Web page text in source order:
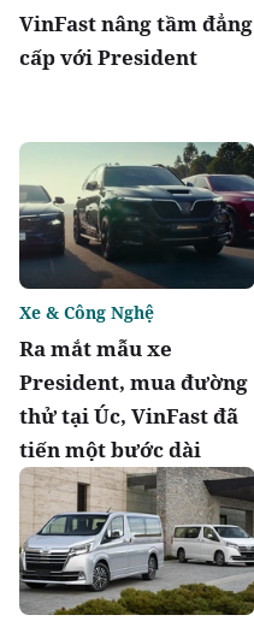
VinFast nâng tầm đẳng
cấp với President
Ra mắt mẫu xe
President, mua đường
thử tại Úc, VinFast đã
tiến một bước dài
Xe & Công Nghệ